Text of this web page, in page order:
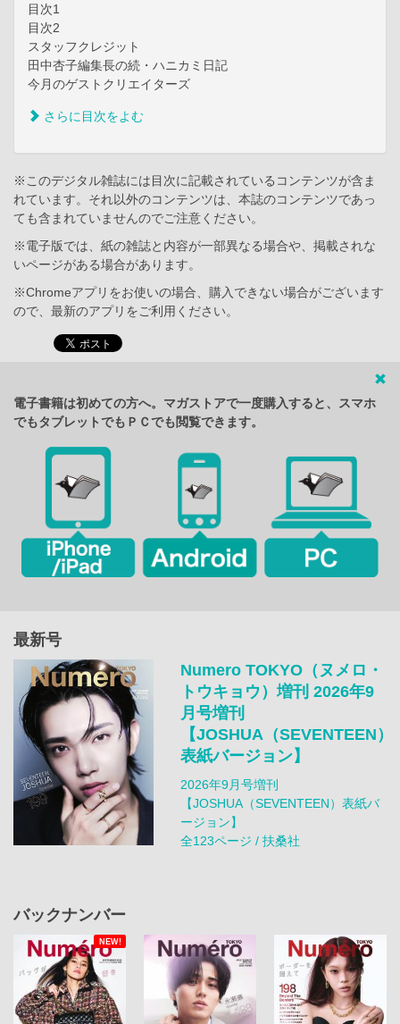
目次1
目次2
スタッフクレジット
田中杏子編集長の続・ハニカミ日記
今月のゲストクリエイターズ
さらに目次をよむ
※このデジタル雑誌には目次に記載されているコンテンツが含ま
れています。それ以外のコンテンツは、本誌のコンテンツであっ
ても含まれていませんのでご注意ください。
※電子版では、紙の雑誌と内容が一部異なる場合や、掲載されな
いページがある場合があります。
※Chromeアプリをお使いの場合、購入できない場合がございます
ので、最新のアプリをご利用ください。
電子書籍は初めての方へ。マガストアで一度購入すると、スマホ
でもタブレットでもＰＣでも閲覧できます。
最新号
Numero TOKYO（ヌメロ・
トウキョウ）増刊 2026年9
月号増刊
【JOSHUA（SEVENTEEN）
表紙バージョン】
2026年9月号増刊
【JOSHUA（SEVENTEEN）表紙バ
ージョン】
全123ページ / 扶桑社
バックナンバー
NEW!